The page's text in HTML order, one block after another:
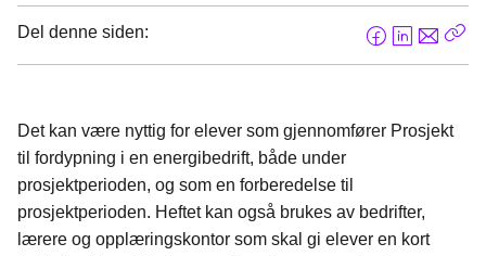
Del denne siden:
F
e
L
k
E
o
Det kan være nyttig for elever som gjennomfører Prosjekt
til fordypning i en energibedrift, både under
prosjektperioden, og som en forberedelse til
prosjektperioden. Heftet kan også brukes av bedrifter,
lærere og opplæringskontor som skal gi elever en kort